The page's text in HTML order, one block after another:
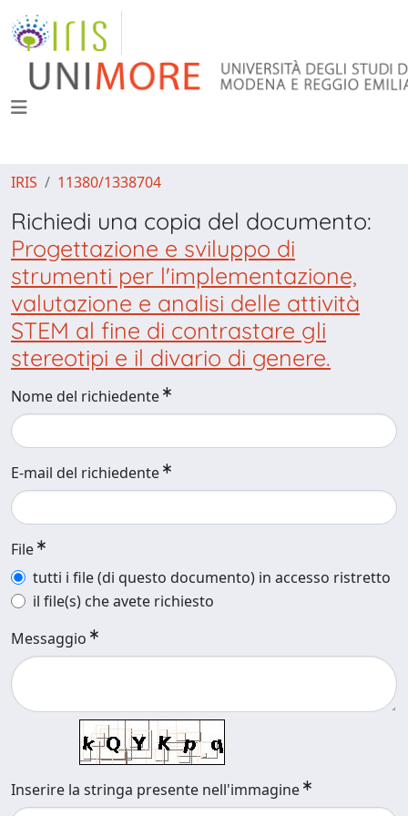
IRIS 11380/1338704
Richiedi una copia del documento:
Progettazione e sviluppo di
strumenti per l'implementazione,
valutazione e analisi delle attività
STEM al fine di contrastare gli
stereotipi e il divario di genere.
Nome del richiedente
E-mail del richiedente
File
tutti i file (di questo documento) in accesso ristretto
il file(s) che avete richiesto
Messaggio
Inserire la stringa presente nell'immagine